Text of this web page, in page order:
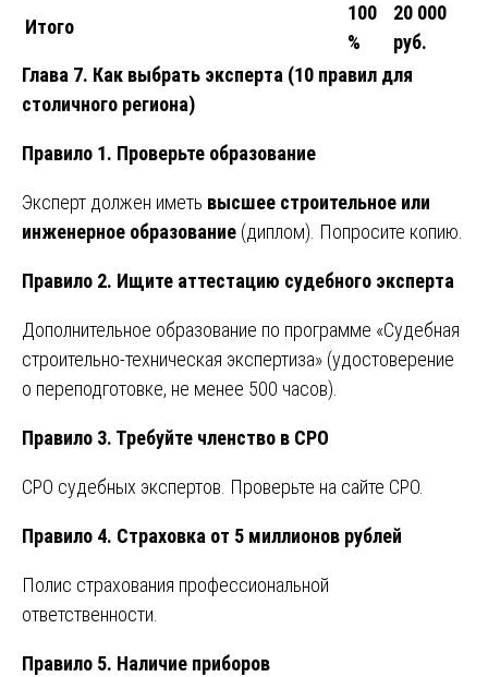
Итого
100
%
20 000
руб.
Глава 7. Как выбрать эксперта (10 правил для
столичного региона)
Правило 1. Проверьте образование
Эксперт должен иметь высшее строительное или
инженерное образование (диплом). Попросите копию.
Правило 2. Ищите аттестацию судебного эксперта
Дополнительное образование по программе «Судебная
строительно-техническая экспертиза» (удостоверение
о переподготовке, не менее 500 часов).
Правило 3. Требуйте членство в СРО
СРО судебных экспертов. Проверьте на сайте СРО.
Правило 4. Страховка от 5 миллионов рублей
Полис страхования профессиональной
ответственности.
Правило 5. Наличие приборов